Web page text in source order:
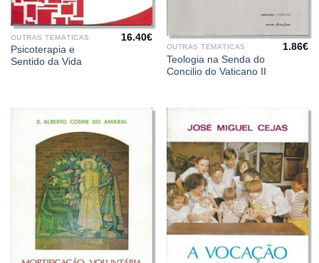
OUTRAS TEMÁTICAS
Psicoterapia e
Sentido da Vida
16.40€
OUTRAS TEMÁTICAS
Teologia na Senda do
Concilio do Vaticano II
1.86€